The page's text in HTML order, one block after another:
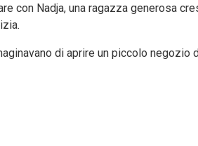
con Nadja, una ragazza generosa
di aprire un piccolo negozio